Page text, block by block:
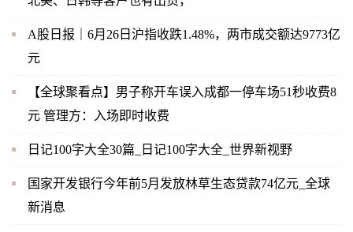
A股日报｜6月26日沪指收跌1.48%，两市成交额达9773亿
元
【全球聚看点】男子称开车误入成都一停车场51秒收费8
元 管理方：入场即时收费
日记100字大全30篇_日记100字大全_世界新视野
国家开发银行今年前5月发放林草生态贷款74亿元_全球
新消息